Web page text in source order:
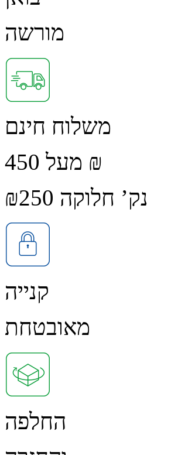
מורשה
משלוח חינם
מעל 450 ₪
נק’ חלוקה ₪250
קנייה
מאובטחת
החלפה